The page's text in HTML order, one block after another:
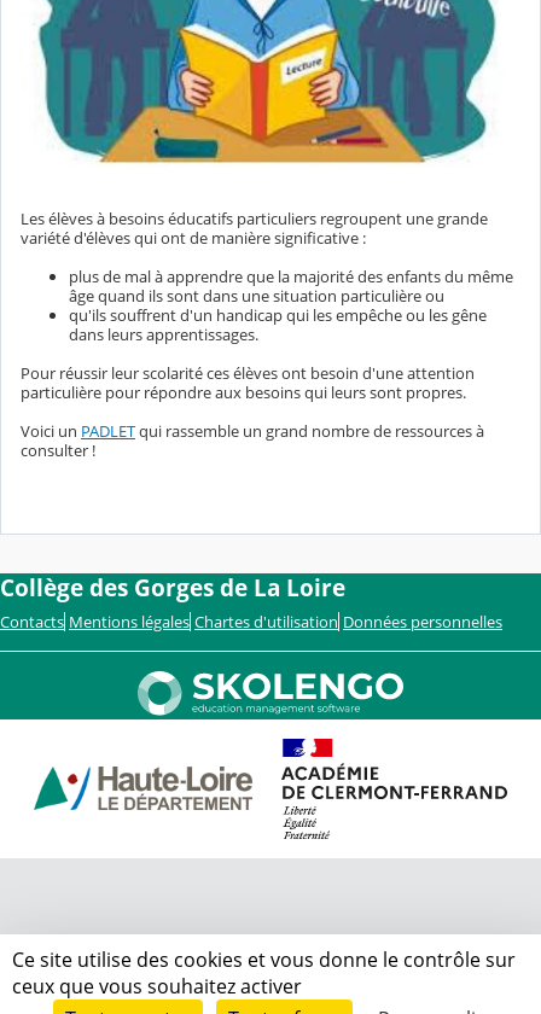
Les élèves à besoins éducatifs particuliers regroupent une grande
variété d'élèves qui ont de manière significative :
plus de mal à apprendre que la majorité des enfants du même
âge quand ils sont dans une situation particulière ou
qu'ils souffrent d'un handicap qui les empêche ou les gêne
dans leurs apprentissages.
Pour réussir leur scolarité ces élèves ont besoin d'une attention
particulière pour répondre aux besoins qui leurs sont propres.
Voici un PADLETqui rassemble un grand nombre de ressources à
consulter !
Collège des Gorges de La Loire
Contacts Mentions légales Chartes d'utilisation Données personnelles
Ce site utilise des cookies et vous donne le contrôle sur
ceux que vous souhaitez activer